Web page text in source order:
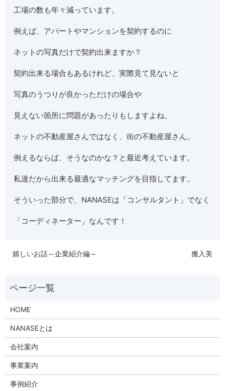
工場の数も年々減っています。
例えば、アパートやマンションを契約するのに
ネットの写真だけで契約出来ますか？
契約出来る場合もあるけれど、実際見て見ないと
写真のうつりが良かっただけの場合や
見えない箇所に問題があったりもしますよね。
ネットの不動産屋さんではなく、街の不動産屋さん。
例えるならば、そうなのかな？と最近考えています。
私達だから出来る最適なマッチングを目指してます。
そういった部分で、NANASEは「コンサルタント」でなく
「コーディネーター」なんです！
嬉しいお話～企業紹介編～ 搬入美
HOME
NANASEとは
会社案内
事業案内
事例紹介